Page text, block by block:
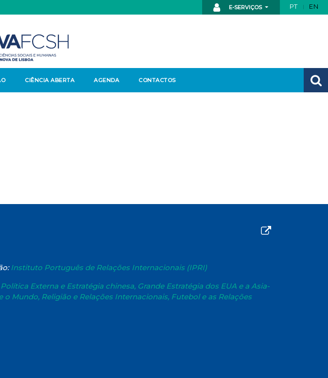
E-SERVIÇOS PT EN
CIÊNCIA ABERTA AGENDA CONTACTOS
Instituto Português de Relações Internacionais (IPRI)
Política Externa e Estratégia chinesa, Grande Estratégia dos EUA e a Asia-
o Mundo, Religião e Relações Internacionais, Futebol e as Relações